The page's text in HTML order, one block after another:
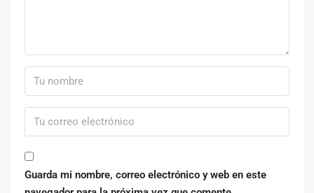
Guarda mi nombre, correo electrónico y web en este